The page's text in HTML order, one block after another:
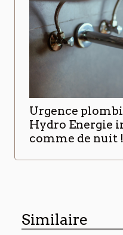
Urgence
Hydro Energie
comme de nuit !
Similaire